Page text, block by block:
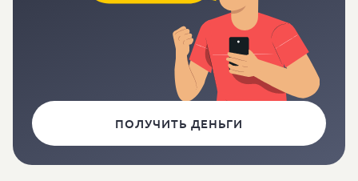
ПОЛУЧИТЬ ДЕНЬГИ